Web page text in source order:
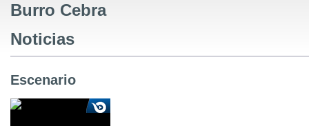
Burro Cebra
Noticias
Escenario